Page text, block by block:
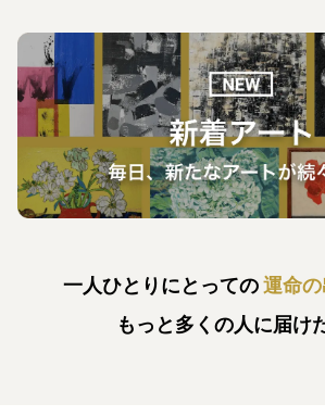
一人ひとりにとっての運命
もっと多くの人に届け